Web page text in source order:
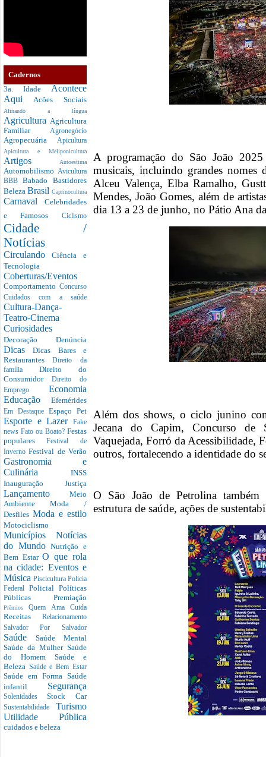
Cadernos
3a. Idade Acontece
Aqui Acões Sociais
Afinando a língua
Agricultura Agricultura
Familiar Agronegócio
Agropecuária Apicultura
Apicultura e Meliponicultura
Artigos Autoestima
Automobilismo Avicultura
BBBBabado Bastidores
Beleza Brasil Caprinocultura
Carnaval Celebridades
e Famosos Ciclismo
Cidade /
Notícias
CirculandoCiência e
Tecnologia
Coberturas/Eventos
Comportamento Concurso
Cuidados com a saúde
Cultura-Dança-
Teatro-Cinema
Curiosidades
Decoração Denúncia
DicasDicas Bares e
RestaurantesDireito da
família Direito do
Consumidor Direito do
Emprego Economia
Educação Efemérides
Em Destaque Espaço Pet
Esporte e Lazer
Fake
news Fato ou Boato? Festas
popularesFestival de
InvernoFestival de Verão
Gastronomia e
Culinária INSS
Inauguração Justiça
Lançamento Meio
AmbienteModa /
Desfiles Moda e estilo
Motociclismo
Municípios Notícias
do MundoNutrição e
Bem EstarO que rola
na cidade: Eventos e
Música Piscicultura Policia
Federal Policial Políticas
Públicas Premiação
PrêmiosQuem Ama Cuida
Receitas Relacionamento
Salvador Por Salvador
Saúde Saúde Mental
Saúde da Mulher Saúde
do Homem Saúde e
Beleza Saúde e Bem Estar
Saúde em Forma Saúde
infantil Segurança
SolenidadesStock Car
Sustentabilidade Turismo
Utilidade Pública
cuidados e beleza
A programação do São João
musicais, incluindo grandes nomes
Alceu Valença, Elba Ramalho,
Mendes, João Gomes, além de
dia 13 a 23 de junho, no Pátio Ana
Além dos shows, o ciclo junino
Jecana do Capim, Concurso de
Vaquejada, Forró da Acessibilidade,
outros, fortalecendo a identidade do
O São João de Petrolina também
estrutura de saúde, ações de